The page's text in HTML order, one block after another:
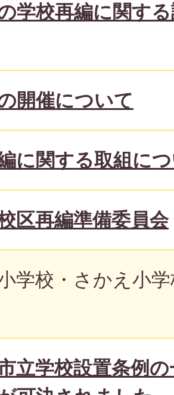
学校再編に関す
開催について
に関する取組に
区再編準備委員会
小学校・さかえ小
市立学校設置条例